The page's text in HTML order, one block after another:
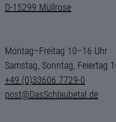
D-15299 Müllrose
Montag–Freitag 10–16 Uhr
Samstag, Sonntag, Feiertag
+49 (0)33606 7729-0
post@DasSchlaubetal.de